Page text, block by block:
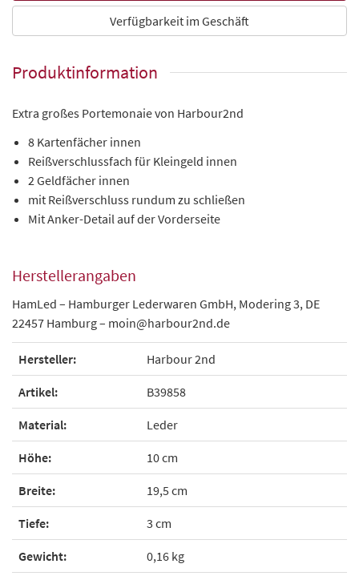
Verfügbarkeit im Geschäft
Produktinformation
Extra großes Portemonaie von Harbour2nd
8 Kartenfächer innen
Reißverschlussfach für Kleingeld innen
2 Geldfächer innen
mit Reißverschluss rundum zu schließen
Mit Anker-Detail auf der Vorderseite
Herstellerangaben
HamLed – Hamburger Lederwaren GmbH, Modering 3, DE
22457 Hamburg – moin@harbour2nd.de
Hersteller: Harbour 2nd
Artikel: B39858
Material: Leder
Höhe: 10 cm
Breite: 19,5 cm
Tiefe: 3 cm
Gewicht: 0,16 kg